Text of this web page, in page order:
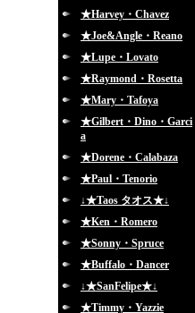
★Harvey・Chavez
★Joe&Angle・Reano
★Lupe・Lovato
★Raymond・Rosetta
★Mary・Tafoya
★Gilbert・Dino・Garci
a
★Dorene・Calabaza
★Paul・Tenorio
↓★Taos タオス★↓
★Ken・Romero
★Sonny・Spruce
★Buffalo・Dancer
↓★SanFelipe★↓
★Timmy・Yazzie